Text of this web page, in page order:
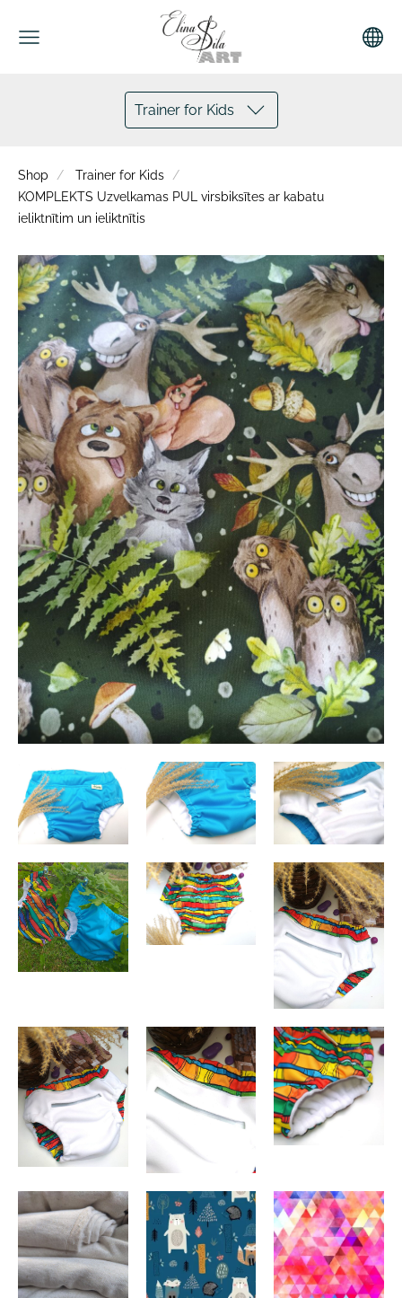
Trainer for Kids
Shop
Trainer for Kids
KOMPLEKTS Uzvelkamas PUL virsbiksītes ar kabatu
ieliktnītim un ieliktnītis